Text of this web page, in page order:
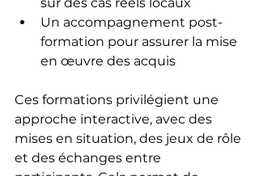
Un accompagnement post-
formation pour assurer la mise
en œuvre des acquis
Ces formations privilégient une
approche interactive, avec des
mises en situation, des jeux de rôle
et des échanges entre